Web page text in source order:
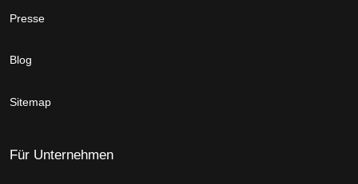
Presse
Blog
Sitemap
Für Unternehmen